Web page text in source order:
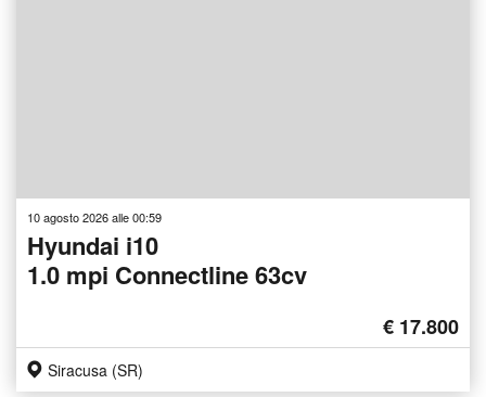
10 agosto 2026 alle 00:59
Hyundai i10
1.0 mpi Connectline 63cv
€ 17.800
Siracusa (SR)